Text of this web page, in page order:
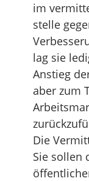
im
stelle
lag sie
Anstieg
aber zum
Die
Sie sollen